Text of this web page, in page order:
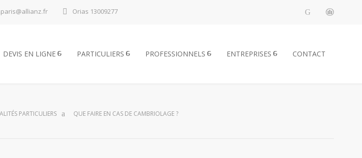
Orias 13009277
DEVIS EN LIGNE PARTICULIERS PROFESSIONNELS ENTREPRISES CONTACT
PARTICULIERS QUE FAIRE EN CAS DE CAMBRIOLAGE ?